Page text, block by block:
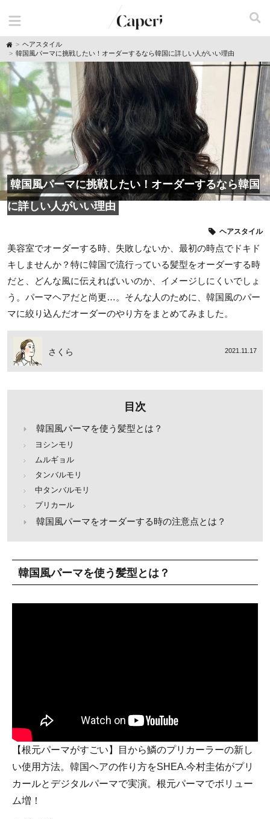
H
o
m
e
ヘアスタイル
韓国風パーマに挑戦したい！オーダーするなら韓国に詳しい人がいい理由
韓国風パーマに挑戦したい！オーダーするなら韓国
に詳しい人がいい理由
ヘアスタイル
美容室でオーダーする時、失敗しないか、最初の時点でドキド
キしませんか？特に韓国で流行っている髪型をオーダーする時
だと、どんな風に伝えればいいのか、イメージしにくいでしょ
う。パーマヘアだと尚更…。そんな人のために、韓国風のパー
マに絞り込んだオーダーのやり方をまとめてみました。
さくら 2021.11.17
目次
韓国風パーマを使う髪型とは？
ヨシンモリ
ムルギョル
タンバルモリ
中タンバルモリ
プリカール
韓国風パーマをオーダーする時の注意点とは？
韓国風パーマを使う髪型とは？
【根元パーマがすごい】目から鱗のプリカーラーの新し
い使用方法。韓国ヘアの作り方をSHEA.今村圭佑がプリ
カールとデジタルパーマで実演。根元パーマでボリュー
ム増！